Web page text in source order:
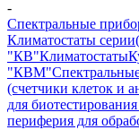
-
Спектральные
Климатостаты
"КВ"Климатостаты
"КВМ"
(счетчики клеток и
для
периферия для